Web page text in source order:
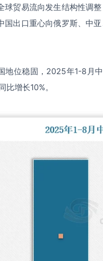
球贸易流向发生结构性调
国出口重心向俄罗斯、中
地位稳固，2025年1-8月
比增长10%。